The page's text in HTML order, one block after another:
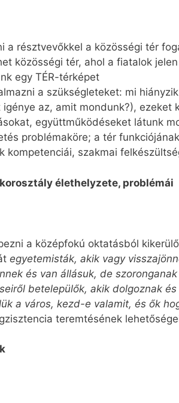
a résztvevőkkel a közösségi tér
közösségi tér, ahol a fiatalok
egy TÉR-térképet
a szükségleteket: mi
igénye az, amit mondunk?), ezeket
együttműködéseket látunk
problémaköre; a tér
kompetenciái, szakmai
élethelyzete, problémái
a középfokú oktatásból
egyetemisták, akik vagy
és van állásuk, de
betelepülők, akik dolgoznak
a város, kezd-e valamit, és ők
teremtésének